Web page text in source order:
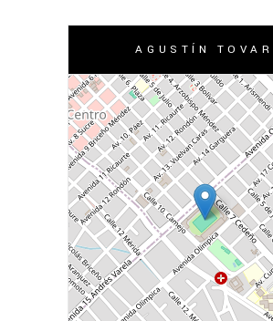
AGUSTÍN TOVAR